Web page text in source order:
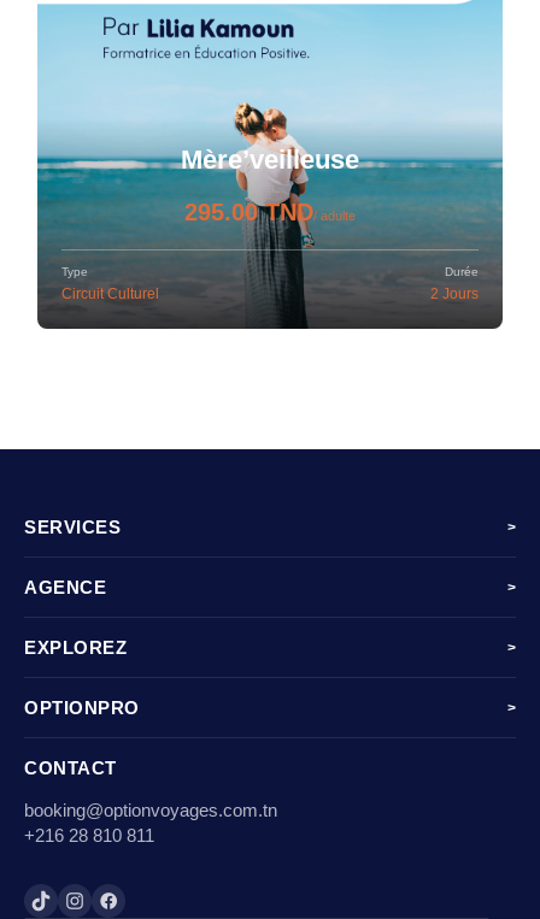
Mère’veilleuse
295.00 TND/ adulte
Type
Circuit Culturel
Durée
2 Jours
SERVICES >
AGENCE >
EXPLOREZ >
OPTIONPRO >
CONTACT
booking@optionvoyages.com.tn
+216 28 810 811